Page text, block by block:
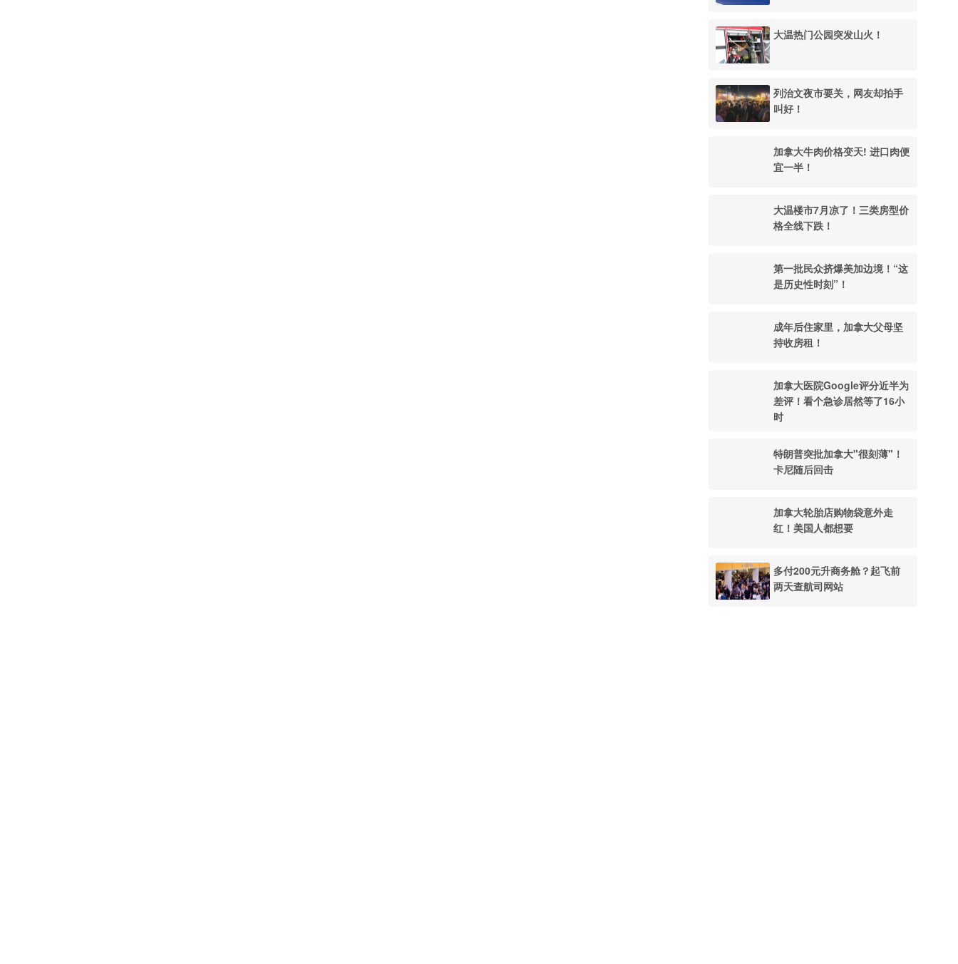
大温热门公园突发山火！
列治文夜市要关，网友却拍手
叫好！
加拿大牛肉价格变天! 进口肉便
宜一半！
大温楼市7月凉了！三类房型价
格全线下跌！
第一批民众挤爆美加边境！“这
是历史性时刻”！
成年后住家里，加拿大父母坚
持收房租！
加拿大医院Google评分近半为
差评！看个急诊居然等了16小
时
特朗普突批加拿大"很刻薄"！
卡尼随后回击
加拿大轮胎店购物袋意外走
红！美国人都想要
多付200元升商务舱？起飞前
两天查航司网站